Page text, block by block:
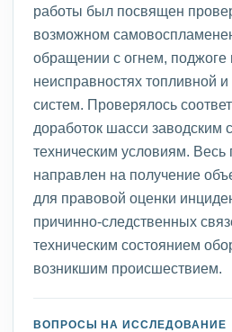
работы был посвящен
возможном
обращении с огнем, поджоге
неисправностях топливной и
систем. Проверялось
доработок шасси заводским
техническим условиям.
направлен на получение
для правовой оценки
причинно-следственных
техническим состоянием
возникшим происшествием.
ВОПРОСЫ НА ИССЛЕДОВАНИЕ